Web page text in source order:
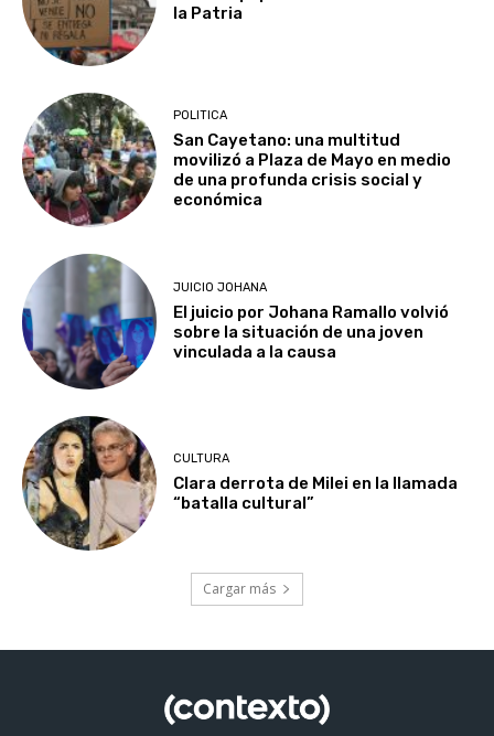
la Patria
POLITICA
San Cayetano: una multitud
movilizó a Plaza de Mayo en medio
de una profunda crisis social y
económica
JUICIO JOHANA
El juicio por Johana Ramallo volvió
sobre la situación de una joven
vinculada a la causa
CULTURA
Clara derrota de Milei en la llamada
“batalla cultural”
Cargar más